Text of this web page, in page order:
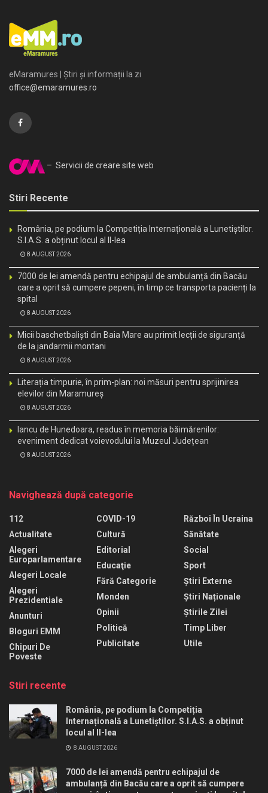
eMaramures | Știri și informații la zi
office@emaramures.ro
– Servicii de creare site web
Stiri Recente
România, pe podium la Competiția Internațională a Lunetiștilor.
S.I.A.S. a obținut locul al II-lea
8 AUGUST 2026
7000 de lei amendă pentru echipajul de ambulanță din Bacău
care a oprit să cumpere pepeni, în timp ce transporta pacienți la
spital
8 AUGUST 2026
Micii baschetbaliști din Baia Mare au primit lecții de siguranță
de la jandarmii montani
8 AUGUST 2026
Literația timpurie, în prim-plan: noi măsuri pentru sprijinirea
elevilor din Maramureș
8 AUGUST 2026
Iancu de Hunedoara, readus în memoria băimărenilor:
eveniment dedicat voievodului la Muzeul Județean
8 AUGUST 2026
Navighează după categorie
112
Actualitate
Alegeri
Europarlamentare
Alegeri Locale
Alegeri
Prezidentiale
Anunturi
Bloguri EMM
Chipuri De
Poveste
COVID-19
Cultură
Editorial
Educaţie
Fără Categorie
Monden
Opinii
Politică
Publicitate
Război În Ucraina
Sănătate
Social
Sport
Știri Externe
Știri Naționale
Știrile Zilei
Timp Liber
Utile
Stiri recente
România, pe podium la Competiția
Internațională a Lunetiștilor. S.I.A.S. a obținut
locul al II-lea
8 AUGUST 2026
7000 de lei amendă pentru echipajul de
ambulanță din Bacău care a oprit să cumpere